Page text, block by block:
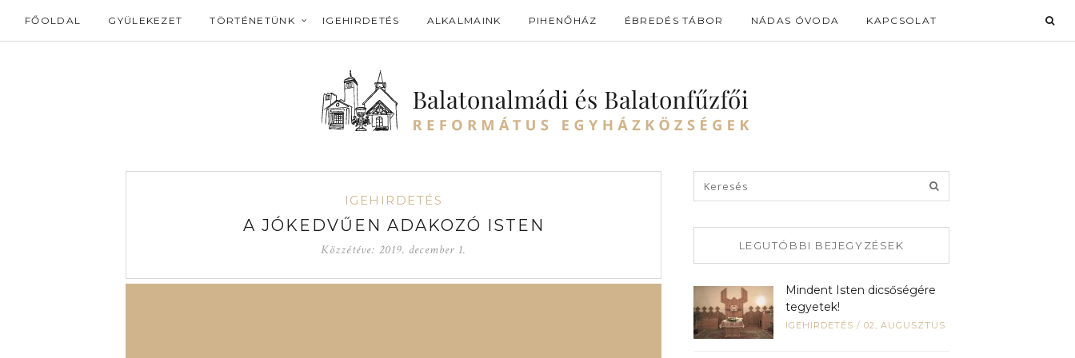
FŐOLDAL GYÜLEKEZET TÖRTÉNETÜNK IGEHIRDETÉS ALKALMAINK PIHENŐHÁZ ÉBREDÉS TÁBOR NÁDAS ÓVODA KAPCSOLAT
IGEHIRDETÉS
A JÓKEDVŰEN ADAKOZÓ ISTEN
Közzétéve: 2019. december 1. LEGUTÓBBI BEJEGYZÉSEK
Mindent Isten dicsőségére
tegyetek!
IGEHIRDETÉS / 02, AUGUSZTUS